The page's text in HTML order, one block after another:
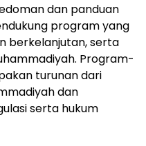
dan panduan
program yang
berkelanjutan, serta
Program-
turunan dari
dan
serta hukum